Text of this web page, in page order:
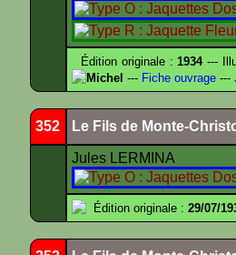
Édition originale :1934---
Michel --- Fiche ouvrage ---
352 Le Fils de Monte-
Jules LERMINA
Édition originale : 29/07/